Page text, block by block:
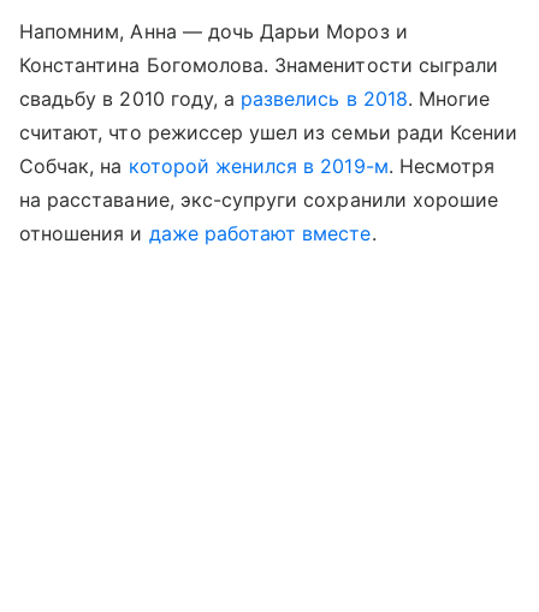
Напомним, Анна — дочь Дарьи Мороз и
Константина Богомолова. Знаменитости сыграли
свадьбу в 2010 году, а развелись в 2018. Многие
считают, что режиссер ушел из семьи ради Ксении
Собчак, на которой женился в 2019-м. Несмотря
на расставание, экс-супруги сохранили хорошие
отношения и даже работают вместе.